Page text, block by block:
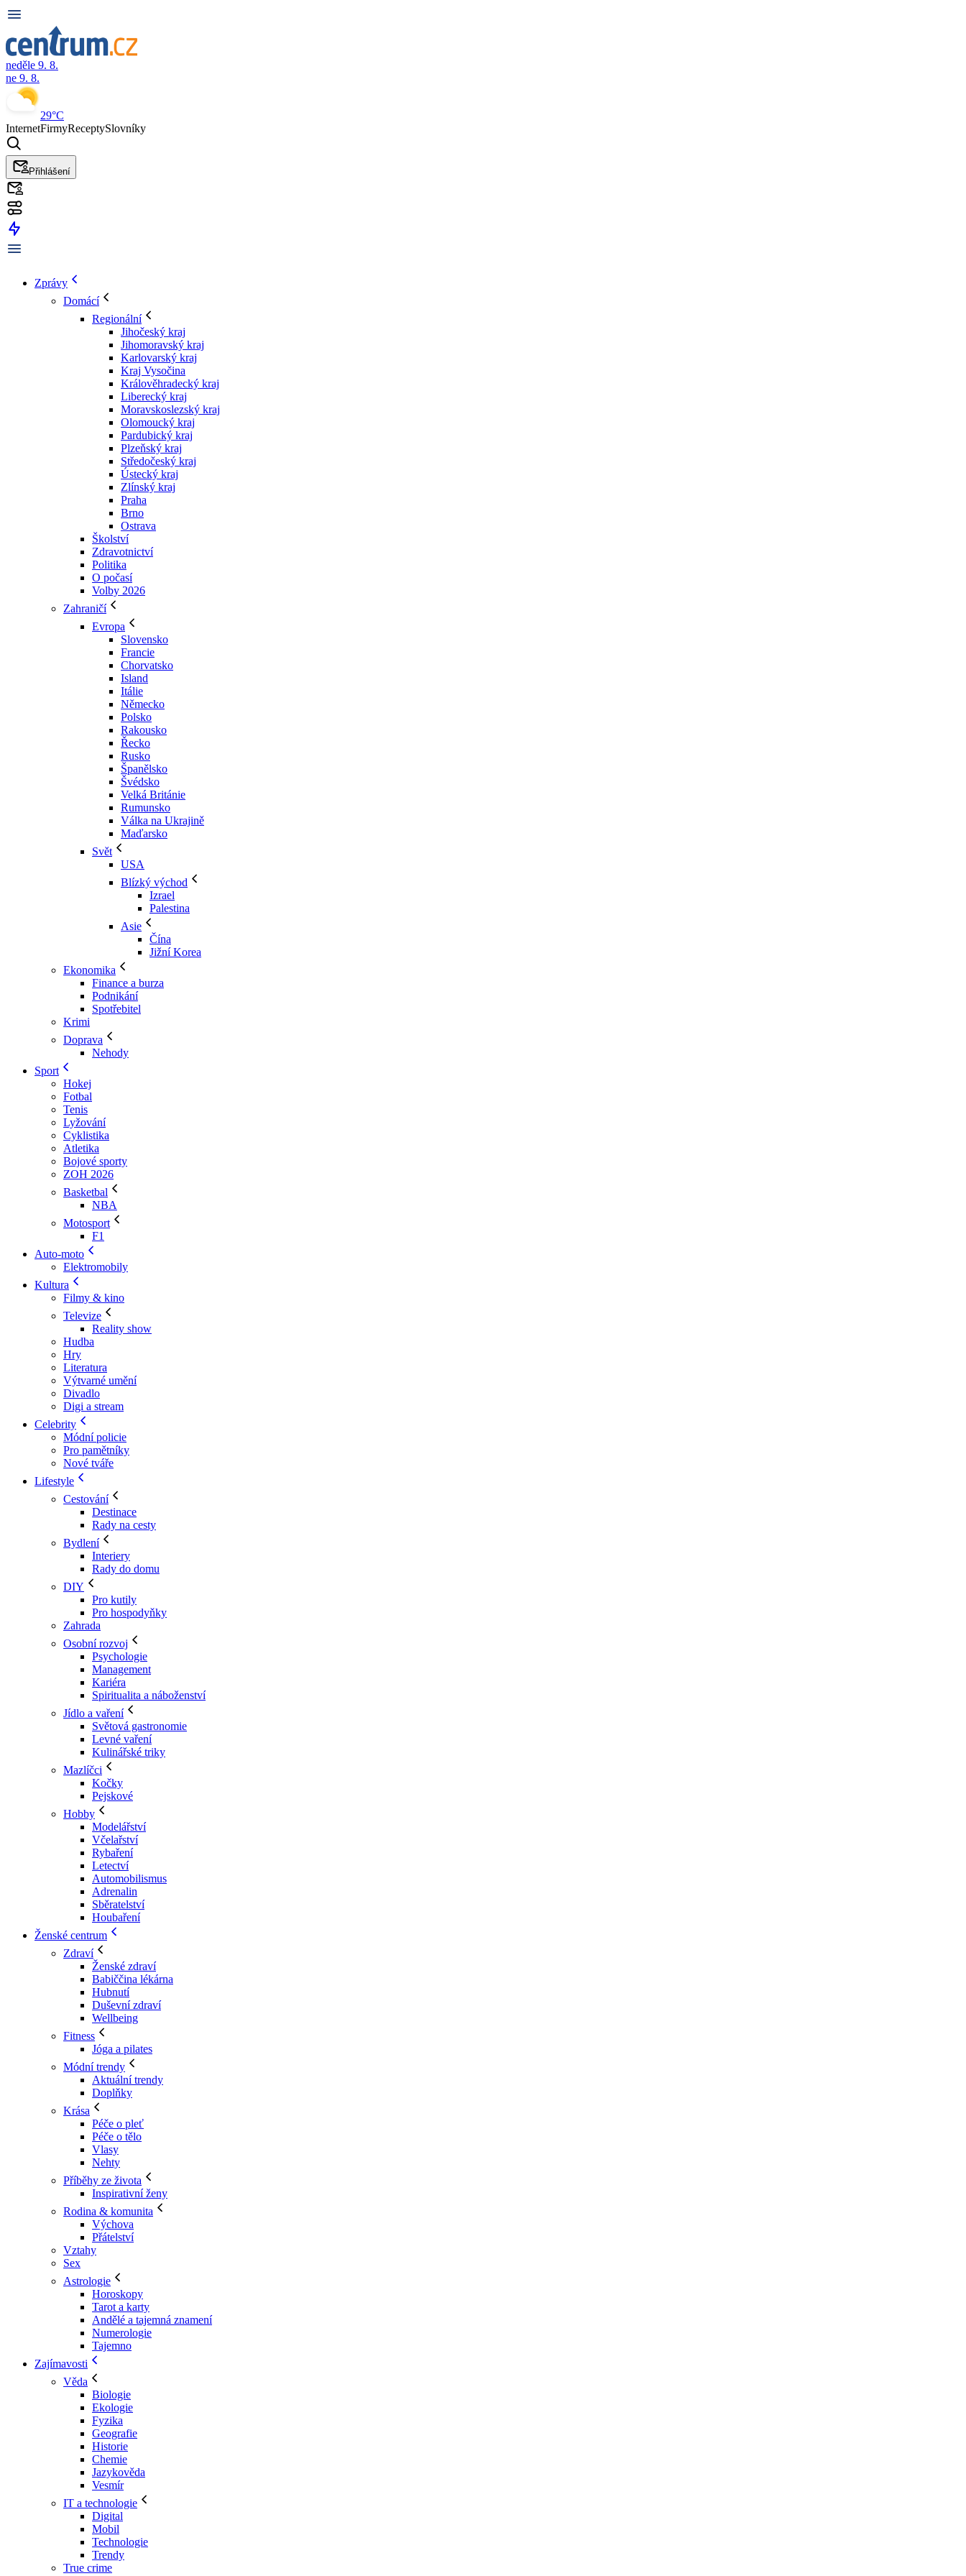
neděle 9. 8.
ne 9. 8.
29°C
InternetFirmyReceptySlovníky
Přihlášení
Zprávy
Domácí
Regionální
Jihočeský kraj
Jihomoravský kraj
Karlovarský kraj
Kraj Vysočina
Králověhradecký kraj
Liberecký kraj
Moravskoslezský kraj
Olomoucký kraj
Pardubický kraj
Plzeňský kraj
Středočeský kraj
Ústecký kraj
Zlínský kraj
Praha
Brno
Ostrava
Školství
Zdravotnictví
Politika
O počasí
Volby 2026
Zahraničí
Evropa
Slovensko
Francie
Chorvatsko
Island
Itálie
Německo
Polsko
Rakousko
Řecko
Rusko
Španělsko
Švédsko
Velká Británie
Rumunsko
Válka na Ukrajině
Maďarsko
Svět
USA
Blízký východ
Izrael
Palestina
Asie
Čína
Jižní Korea
Ekonomika
Finance a burza
Podnikání
Spotřebitel
Krimi
Doprava
Nehody
Sport
Hokej
Fotbal
Tenis
Lyžování
Cyklistika
Atletika
Bojové sporty
ZOH 2026
Basketbal
NBA
Motosport
F1
Auto-moto
Elektromobily
Kultura
Filmy & kino
Televize
Reality show
Hudba
Hry
Literatura
Výtvarné umění
Divadlo
Digi a stream
Celebrity
Módní policie
Pro pamětníky
Nové tváře
Lifestyle
Cestování
Destinace
Rady na cesty
Bydlení
Interiery
Rady do domu
DIY
Pro kutily
Pro hospodyňky
Zahrada
Osobní rozvoj
Psychologie
Management
Kariéra
Spiritualita a náboženství
Jídlo a vaření
Světová gastronomie
Levné vaření
Kulinářské triky
Mazlíčci
Kočky
Pejskové
Hobby
Modelářství
Včelařství
Rybaření
Letectví
Automobilismus
Adrenalin
Sběratelství
Houbaření
Ženské centrum
Zdraví
Ženské zdraví
Babiččina lékárna
Hubnutí
Duševní zdraví
Wellbeing
Fitness
Jóga a pilates
Módní trendy
Aktuální trendy
Doplňky
Krása
Péče o pleť
Péče o tělo
Vlasy
Nehty
Příběhy ze života
Inspirativní ženy
Rodina & komunita
Výchova
Přátelství
Vztahy
Sex
Astrologie
Horoskopy
Tarot a karty
Andělé a tajemná znamení
Numerologie
Tajemno
Zajímavosti
Věda
Biologie
Ekologie
Fyzika
Geografie
Historie
Chemie
Jazykověda
Vesmír
IT a technologie
Digital
Mobil
Technologie
Trendy
True crime